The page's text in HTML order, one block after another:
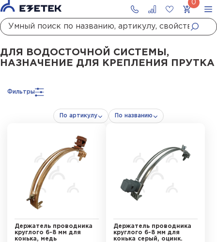
ГлавнаяКаталог МолниезащитаДержатели молниезащитыДержатели
ДЛЯ ВОДОСТОЧНОЙ СИСТЕМЫ,
НАЗНАЧЕНИЕ ДЛЯ КРЕПЛЕНИЯ ПРУТКА
Фильтры
По артикулу По названию
Держатель проводника
круглого 6-8 мм для
конька, медь
Держатель проводника
круглого 6-8 мм для
конька серый, оцинк.